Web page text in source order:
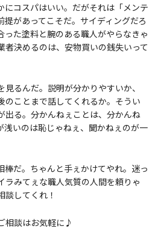
にコスパはいい。だがそれは「メンテ
があってこそだ。サイディングだろ
った塗料と腕のある職人がやらなきゃ
者決めるのは、安物買いの銭失いって
るんだ。説明が分かりやすいか、
のことまで話してくれるか。そうい
出る。分かんねぇことは、分かんね
浅いのは恥じゃねぇ、聞かねぇのが一
棒だ。ちゃんと手ぇかけてやれ。迷っ
ラみてぇな職人気質の人間を頼りゃ
談してくれ！
相談はお気軽に♪